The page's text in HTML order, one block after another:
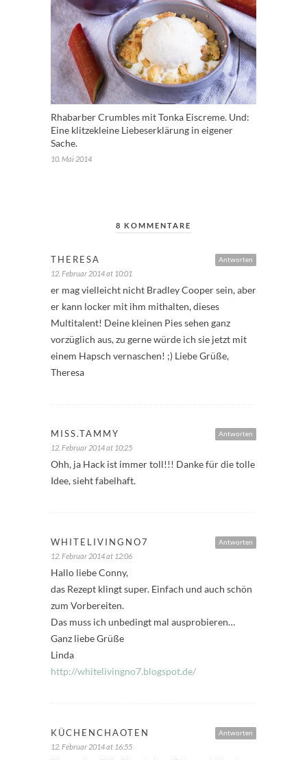
Rhabarber Crumbles mit Tonka Eiscreme. Und:
Eine klitzekleine Liebeserklärung in eigener
Sache.
10. Mai 2014
8 KOMMENTARE
Antworten
THERESA
12. Februar 2014 at 10:01
er mag vielleicht nicht Bradley Cooper sein, aber
er kann locker mit ihm mithalten, dieses
Multitalent! Deine kleinen Pies sehen ganz
vorzüglich aus, zu gerne würde ich sie jetzt mit
einem Hapsch vernaschen! ;) Liebe Grüße,
Theresa
Antworten
MISS.TAMMY
12. Februar 2014 at 10:25
Ohh, ja Hack ist immer toll!!! Danke für die tolle
Idee, sieht fabelhaft.
Antworten
WHITELIVINGNO7
12. Februar 2014 at 12:06
Hallo liebe Conny,
das Rezept klingt super. Einfach und auch schön
zum Vorbereiten.
Das muss ich unbedingt mal ausprobieren…
Ganz liebe Grüße
Linda
http://whitelivingno7.blogspot.de/
Antworten
KÜCHENCHAOTEN
12. Februar 2014 at 16:55